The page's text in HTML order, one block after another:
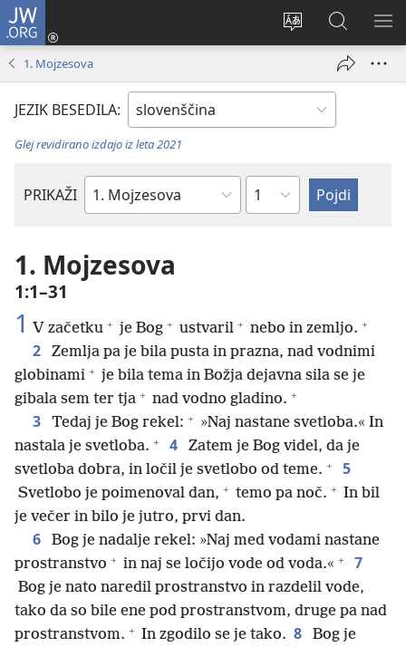
JW.ORG
Spremeni
spletnega
mesta
Prijava
(odpre
Iskanje
po
JW.ORG
1. Mojzesova
JEZIK BESEDILA:
Glej revidirano izdajo iz leta 2021
PRIKAŽI
Po
knjigi
Poglavje
1. Mojzesova
1:1–31
1 V začetku + je Bog + ustvaril + nebo in zemljo. +
2
Zemlja pa je bila pusta in prazna, nad vodnimi
globinami + je bila tema in Božja dejavna sila se je
gibala sem ter tja + nad vodno gladino. +
3 Tedaj je Bog rekel: + »Naj nastane svetloba.« In
nastala je svetloba. + 4
Zatem je Bog videl, da je
svetloba dobra, in ločil je svetlobo od teme. + 5
Svetlobo je poimenoval dan, + temo pa noč. + In bil
je večer in bilo je jutro, prvi dan.
6
Bog je nadalje rekel: »Naj med vodami nastane
prostranstvo + in naj se ločijo vode od voda.« + 7
Bog je nato naredil prostranstvo in razdelil vode,
tako da so bile ene pod prostranstvom, druge pa nad
prostranstvom. + In zgodilo se je tako. 8
Bog je